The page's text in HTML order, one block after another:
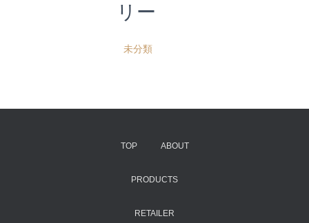
リー
未分類
TOP ABOUT
PRODUCTS
RETAILER